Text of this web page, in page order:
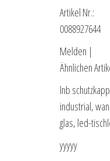
Artikel Nr.:
0088927644
Melden |
Ähnlichen
lnb
industrial,
glas, led-
yyyyy